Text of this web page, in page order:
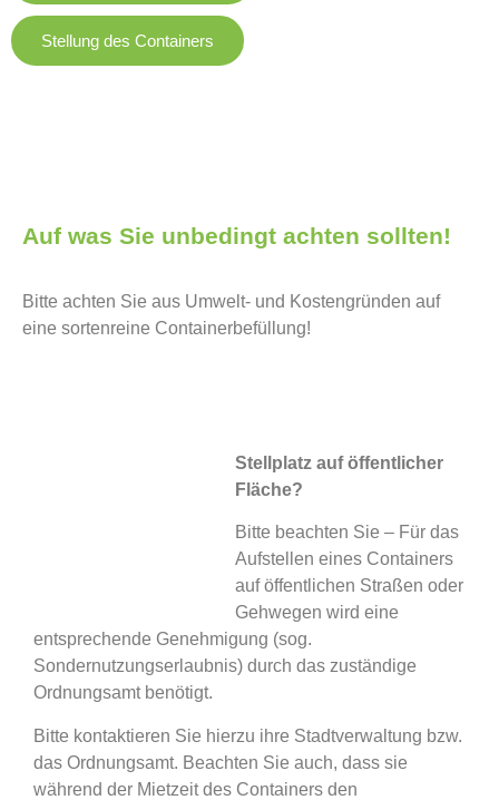
Stellung des Containers
Auf was Sie unbedingt achten sollten!
Bitte achten Sie aus Umwelt- und Kostengründen auf
eine sortenreine Containerbefüllung!
Stellplatz auf öffentlicher
Fläche?
Bitte beachten Sie – Für das
Aufstellen eines Containers
auf öffentlichen Straßen oder
Gehwegen wird eine
entsprechende Genehmigung (sog.
Sondernutzungserlaubnis) durch das zuständige
Ordnungsamt benötigt.
Bitte kontaktieren Sie hierzu ihre Stadtverwaltung bzw.
das Ordnungsamt. Beachten Sie auch, dass sie
während der Mietzeit des Containers den